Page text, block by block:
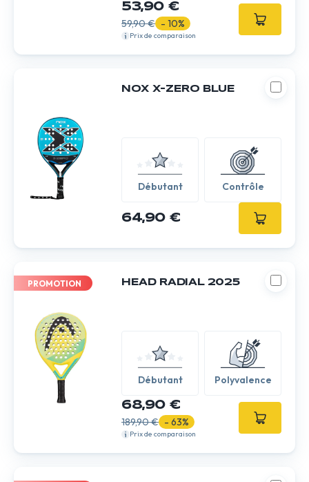
53,90 €
59,90 € - 10%
Prix de comparaison
NOX X-ZERO BLUE
Débutant Contrôle
64,90 €
PROMOTION HEAD RADIAL 2025
Débutant Polyvalence
68,90 €
189,90 € - 63%
Prix de comparaison